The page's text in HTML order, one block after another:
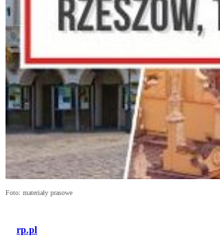
Foto: materiały prasowe
rp.pl